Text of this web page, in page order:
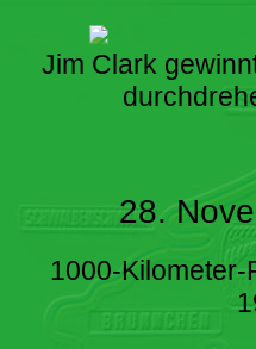
Jim Clark
28.
1000-